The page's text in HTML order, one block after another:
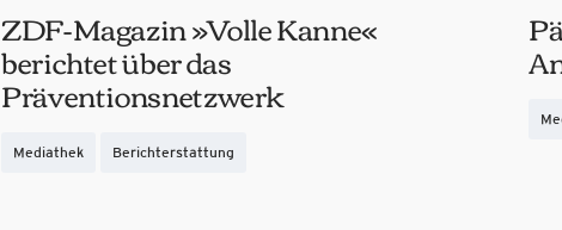
ZDF-Magazin »Volle Kanne«
berichtet über das
Präventionsnetzwerk
Mediathek Berichterstattung